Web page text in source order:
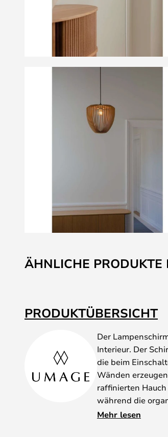
Anfang
der
ÄHNLICHE PRODUKTE
PRODUKTÜBERSICHT
Der
Interieur. Der
die beim
Wänden
raffinierten
während die
Meisterwerk
Mehr lesen